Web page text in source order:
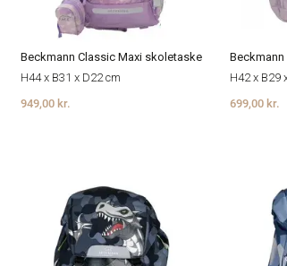
Beckmann Classic Maxi skoletaske
H44 x B31 x D22 cm
949,00 kr.
H42 x B29
699,00 kr.